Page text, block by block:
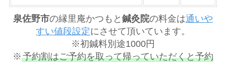
泉佐野市の縁里庵かつもと 鍼灸院の料金は通いや
すい値段設定にさせて頂いています。
※初鍼料別途1000円
※ 予約割はご予約を取って帰っていただくと予約